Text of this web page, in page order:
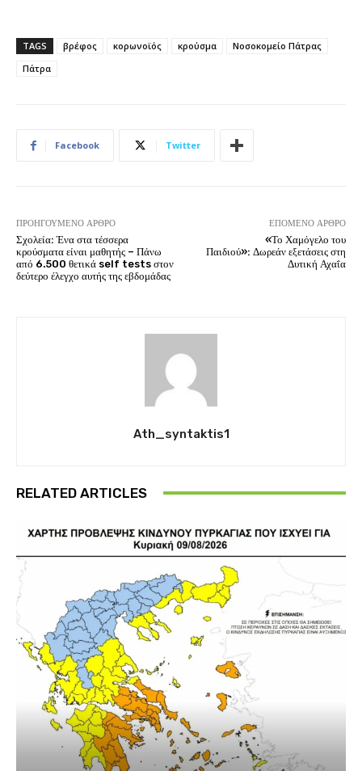
TAGS βρέφος κορωνοϊός κρούσμα
Νοσοκομείο Πάτρας
Πάτρα
Facebook Twitter
ΠΡΟΗΓΟΎΜΕΝΟ ΆΡΘΡΟ
Σχολεία: Ένα στα τέσσερα
κρούσματα είναι μαθητής – Πάνω
από 6.500 θετικά self tests στον
δεύτερο έλεγχο αυτής της εβδομάδας
ΕΠΌΜΕΝΟ ΆΡΘΡΟ
«Το Χαμόγελο του
Παιδιού»: Δωρεάν εξετάσεις στη
Δυτική Αχαΐα
Ath_syntaktis1
RELATED ARTICLES